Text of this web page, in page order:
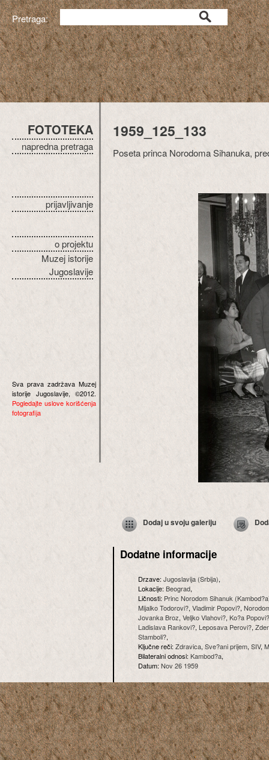
Pretraga:
FOTOTEKA
napredna pretraga
prijavljivanje
o projektu
Muzej istorije
Jugoslavije
Sva prava zadržava Muzej
istorije Jugoslavije, ©2012.
Pogledajte uslove korišćenja
fotografija
1959_125_133
Poseta princa Norodoma Sihanuka,
Dodaj u svoju galeriju
Dodatne informacije
Drzave:Jugoslavija (Srbija),
Lokacije:Beograd,
Ličnosti: Princ Norodom Sihanuk
Mijalko Todorovi?, Vladimir Popovi?,
Jovanka Broz, Veljko Vlahovi?, Ko?a Popovi?
Ladislava Rankovi?, Leposava Perovi?,
Stamboli?,
Ključne reči:Zdravica, Sve?ani prijem, SIV,
Bilateralni odnosi:Kambod?a,
Datum:Nov 26 1959